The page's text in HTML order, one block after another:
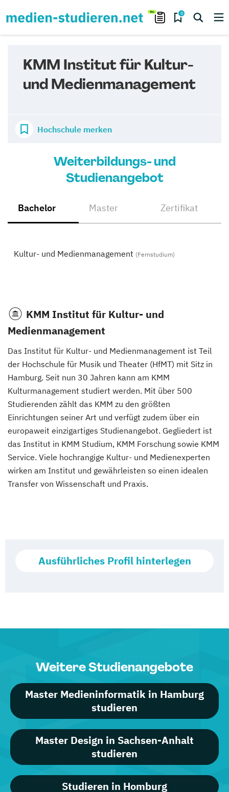
0
KMM Institut für Kultur-
und Medienmanagement
Hochschule merken
Weiterbildungs- und
Studienangebot
Bachelor Master Zertifikat
Kultur- und Medienmanagement (Fernstudium)
KMM Institut für Kultur- und
Medienmanagement
Das Institut für Kultur- und Medienmanagement ist Teil
der Hochschule für Musik und Theater (HfMT) mit Sitz in
Hamburg. Seit nun 30 Jahren kann am KMM
Kulturmanagement studiert werden. Mit über 500
Studierenden zählt das KMM zu den größten
Einrichtungen seiner Art und verfügt zudem über ein
europaweit einzigartiges Studienangebot. Gegliedert ist
das Institut in KMM Studium, KMM Forschung sowie KMM
Service. Viele hochrangige Kultur- und Medienexperten
wirken am Institut und gewährleisten so einen idealen
Transfer von Wissenschaft und Praxis.
Ausführliches Profil hinterlegen
Weitere Studienangebote
Master Medieninformatik in Hamburg
studieren
Master Design in Sachsen-Anhalt
studieren
Studieren in Homburg